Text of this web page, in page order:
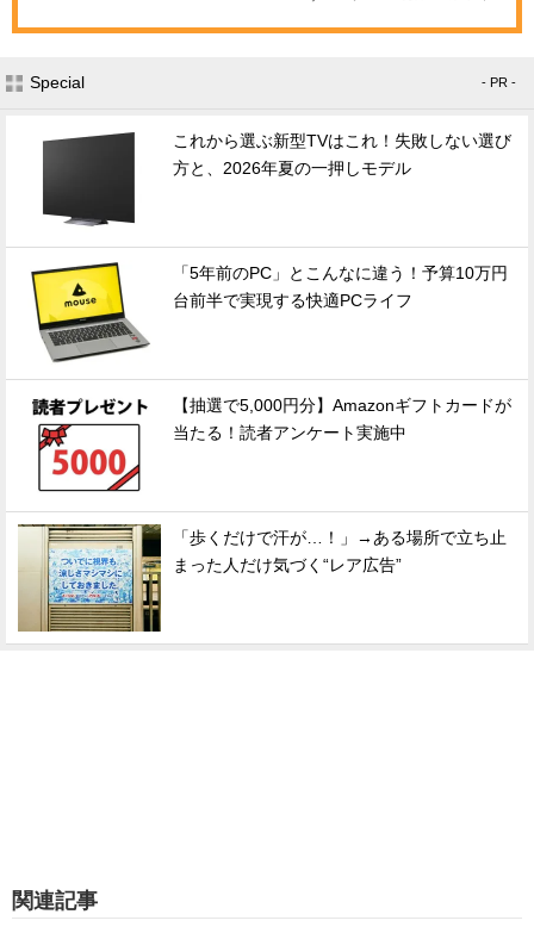
Special - PR -
これから選ぶ新型TVはこれ！失敗しない選び
方と、2026年夏の一押しモデル
「5年前のPC」とこんなに違う！予算10万円
台前半で実現する快適PCライフ
【抽選で5,000円分】Amazonギフトカードが
当たる！読者アンケート実施中
「歩くだけで汗が…！」→ある場所で立ち止
まった人だけ気づく“レア広告”
関連記事